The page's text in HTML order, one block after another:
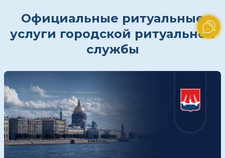
Официальные ритуальные
услуги городской ритуальной
службы